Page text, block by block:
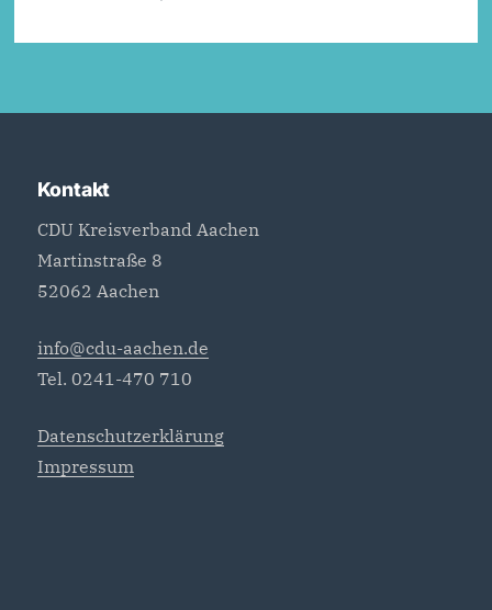
Kontakt
CDU Kreisverband Aachen
Martinstraße 8
52062 Aachen
info@cdu-aachen.de
Tel. 0241-470 710
Datenschutzerklärung
Impressum